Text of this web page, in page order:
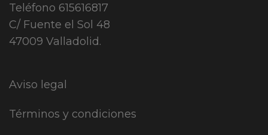
Teléfono 615616817
C/ Fuente el Sol 48
47009 Valladolid.
Aviso legal
Términos y condiciones